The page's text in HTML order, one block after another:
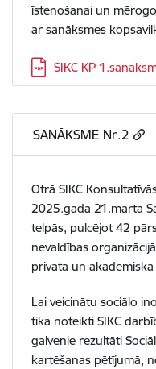
īstenošanai un
ar sanāksmes
Lejupielādēt:
SIKC KP
SANĀKSME Nr.2
Otrā SIKC
2025.gada 21.martā
telpās, pulcējot 42
nevaldības
privātā un
Lai veicinātu sociālo
tika noteikti SIKC
galvenie rezultāti
kartēšanas pētījumā,